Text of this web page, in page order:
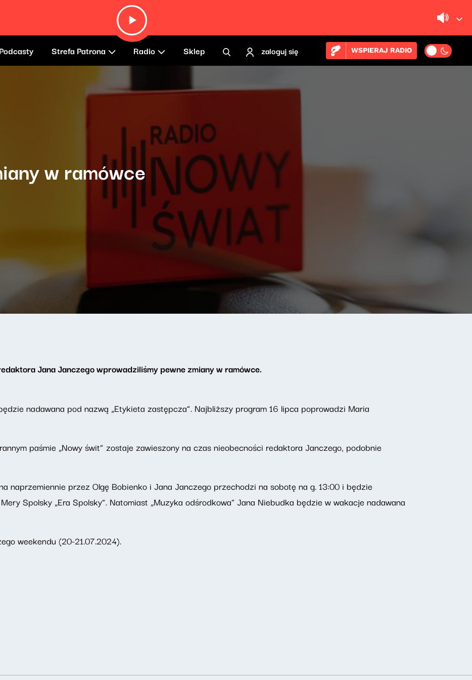
Podcasty Strefa Patrona Radio Sklep zaloguj się WSPIERAJ RADIO
w ramówce
Jana Janczego wprowadziliśmy pewne zmiany w ramówce.
nadawana pod nazwą „Etykieta zastępcza”. Najbliższy program 16 lipca poprowadzi Maria
paśmie „Nowy świt” zostaje zawieszony na czas nieobecności redaktora Janczego, podobnie
naprzemiennie przez Olgę Bobienko i Jana Janczego przechodzi na sobotę na g. 13:00 i będzie
Spolsky „Era Spolsky”. Natomiast „Muzyka odśrodkowa" Jana Niebudka będzie w wakacje nadawana
weekendu (20-21.07.2024).